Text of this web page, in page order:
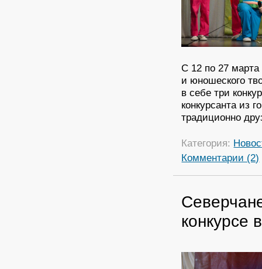
С 12 по 27 марта
и юношеского
в себе три
конкурсанта из
традиционно
Категория:
Комментарии (2)
конкурсе